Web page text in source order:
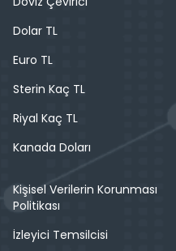
Dolar TL
Euro TL
Sterin Kaç TL
Riyal Kaç TL
Kanada Doları
Kişisel Verilerin Korunması
Politikası
İzleyici Temsilcisi